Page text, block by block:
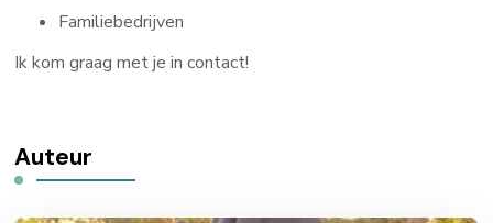
Familiebedrijven
Ik kom graag met je in contact!
Auteur